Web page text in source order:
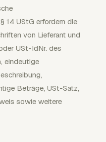
14 UStG erfordern die
von Lieferant und
USt-IdNr. des
eindeutige
Beträge, USt-Satz,
sowie weitere